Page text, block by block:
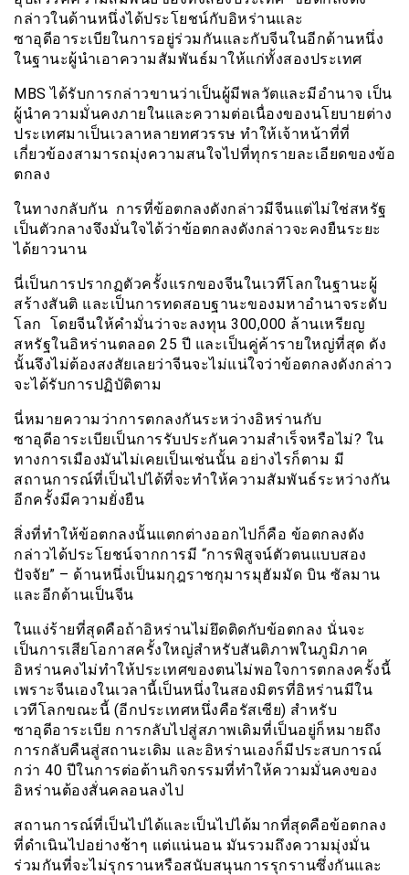
กล่าวในด้านหนึ่งได้ประโยชน์กับอิหร่านและ
ซาอุดีอาระเบียในการอยู่ร่วมกันและกับจีนในอีกด้านหนึ่ง
ในฐานะผู้นำเอาความสัมพันธ์มาให้แก่ทั้งสองประเทศ
MBS ได้รับการกล่าวขานว่าเป็นผู้มีพลวัตและมีอำนาจ เป็น
ผู้นำความมั่นคงภายในและความต่อเนื่องของนโยบายต่าง
ประเทศมาเป็นเวลาหลายทศวรรษ ทำให้เจ้าหน้าที่ที่
เกี่ยวข้องสามารถมุ่งความสนใจไปที่ทุกรายละเอียดของข้อ
ตกลง
ในทางกลับกัน การที่ข้อตกลงดังกล่าวมีจีนแต่ไม่ใช่สหรัฐ
เป็นตัวกลางจึงมั่นใจได้ว่าข้อตกลงดังกล่าวจะคงยืนระยะ
ได้ยาวนาน
นี่เป็นการปรากฏตัวครั้งแรกของจีนในเวทีโลกในฐานะผู้
สร้างสันติ และเป็นการทดสอบฐานะของมหาอำนาจระดับ
โลก โดยจีนให้คำมั่นว่าจะลงทุน 300,000 ล้านเหรียญ
สหรัฐในอิหร่านตลอด 25 ปี และเป็นคู่ค้ารายใหญ่ที่สุด ดัง
นั้นจึงไม่ต้องสงสัยเลยว่าจีนจะไม่แน่ใจว่าข้อตกลงดังกล่าว
จะได้รับการปฏิบัติตาม
นี่หมายความว่าการตกลงกันระหว่างอิหร่านกับ
ซาอุดีอาระเบียเป็นการรับประกันความสำเร็จหรือไม่? ใน
ทางการเมืองมันไม่เคยเป็นเช่นนั้น อย่างไรก็ตาม มี
สถานการณ์ที่เป็นไปได้ที่จะทำให้ความสัมพันธ์ระหว่างกัน
อีกครั้งมีความยั่งยืน
สิ่งที่ทำให้ข้อตกลงนั้นแตกต่างออกไปก็คือ ข้อตกลงดัง
กล่าวได้ประโยชน์จากการมี “การพิสูจน์ตัวตนแบบสอง
ปัจจัย” – ด้านหนึ่งเป็นมกุฎราชกุมารมุฮัมมัด บิน ซัลมาน
และอีกด้านเป็นจีน
ในแง่ร้ายที่สุดคือถ้าอิหร่านไม่ยึดติดกับข้อตกลง นั่นจะ
เป็นการเสียโอกาสครั้งใหญ่สำหรับสันติภาพในภูมิภาค
อิหร่านคงไม่ทำให้ประเทศของตนไม่พอใจการตกลงครั้งนี้
เพราะจีนเองในเวลานี้เป็นหนึ่งในสองมิตรที่อิหร่านมีใน
เวทีโลกขณะนี้ (อีกประเทศหนึ่งคือรัสเซีย) สำหรับ
ซาอุดีอาระเบีย การกลับไปสู่สภาพเดิมที่เป็นอยู่ก็หมายถึง
การกลับคืนสู่สถานะเดิม และอิหร่านเองก็มีประสบการณ์
กว่า 40 ปีในการต่อต้านกิจกรรมที่ทำให้ความมั่นคงของ
อิหร่านต้องสั่นคลอนลงไป
สถานการณ์ที่เป็นไปได้และเป็นไปได้มากที่สุดคือข้อตกลง
ที่ดำเนินไปอย่างช้าๆ แต่แน่นอน มันรวมถึงความมุ่งมั่น
ร่วมกันที่จะไม่รุกรานหรือสนับสนุนการรุกรานซึ่งกันและ